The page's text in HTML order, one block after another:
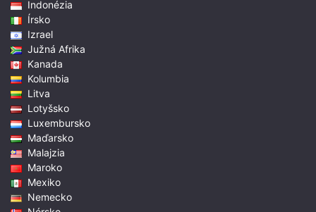
Indonézia
Írsko
Izrael
Južná Afrika
Kanada
Kolumbia
Litva
Lotyšsko
Luxembursko
Maďarsko
Malajzia
Maroko
Mexiko
Nemecko